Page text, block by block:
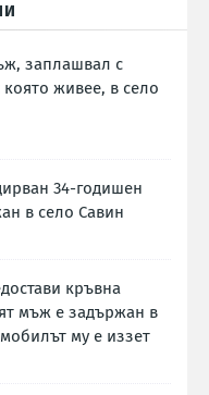
заплашвал с
живее, в село
34-годишен
в село Савин
кръвна
мъж е задържан в
му е иззет